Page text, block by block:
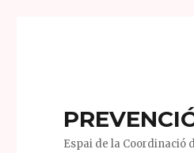
Espai de la Coordinació